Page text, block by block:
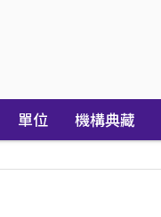
單位 機構典藏